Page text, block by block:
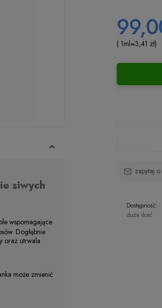
siwych
wspomagające
Dogłębnie
oraz utrwala
może zmienić
( 1ml=3,41 zł)
zapytaj
Dostępność:
duża ilość